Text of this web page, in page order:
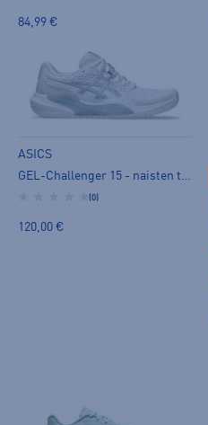
84,99 €
ASICS
GEL-Challenger 15 - naisten tenniskengät
(0)
120,00 €